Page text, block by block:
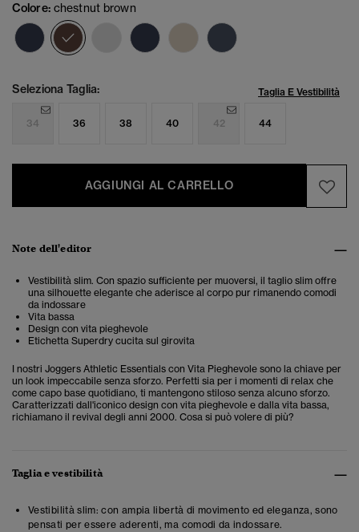
Colore: chestnut brown
selezionato
Seleziona Taglia: Taglia E Vestibilità
34 36 38 40 42 44
AGGIUNGI AL CARRELLO
Note dell'editor
Vestibilità slim. Con spazio sufficiente per muoversi, il taglio slim offre
una silhouette elegante che aderisce al corpo pur rimanendo comodi
da indossare
Vita bassa
Design con vita pieghevole
Etichetta Superdry cucita sul girovita
I nostri Joggers Athletic Essentials con Vita Pieghevole sono la chiave per
un look impeccabile senza sforzo. Perfetti sia per i momenti di relax che
come capo base quotidiano, ti mantengono stiloso senza alcuno sforzo.
Caratterizzati dall'iconico design con vita pieghevole e dalla vita bassa,
richiamano il revival degli anni 2000. Cosa si può volere di più?
Taglia e vestibilità
Vestibilità slim: con ampia libertà di movimento ed eleganza, sono
pensati per essere aderenti, ma comodi da indossare.